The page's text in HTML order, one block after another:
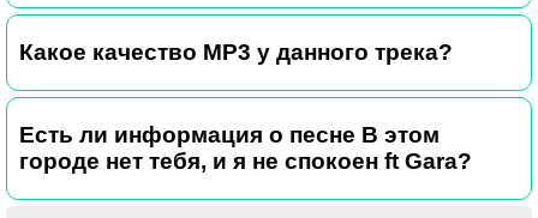
Какое качество MP3 у данного трека?
Есть ли информация о песне В этом
городе нет тебя, и я не спокоен ft Gara?